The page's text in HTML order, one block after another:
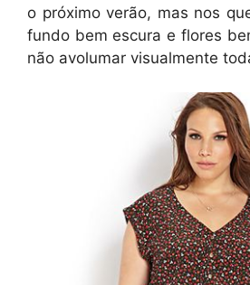
o próximo verão, mas nos
fundo bem escura e flores
não avolumar visualmente